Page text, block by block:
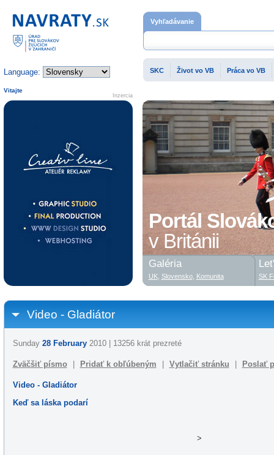
Portál
v Británii
Video - Gladiátor
Sunday 28 February2010 | 13256 krát prezreté
Zväčšiť písmo Pridať k obľúbeným Vytlačiť stránku Poslať
Video - Gladiátor
Keď sa láska podarí
>
Domovská stránka
Language:
Vyhľadávanie
SKC Život vo VB Práca vo VB
Inzercia
Vitajte
Galéria
UK, Slovensko, Komunita SK